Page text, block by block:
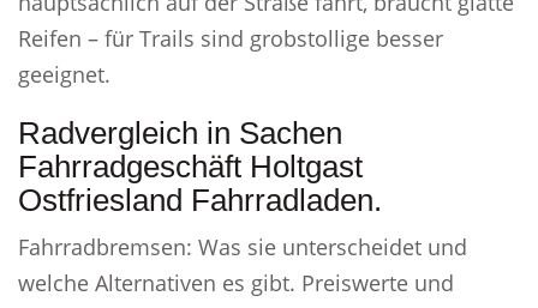
Reifen – für Trails sind grobstollige besser
geeignet.
Radvergleich in Sachen
Fahrradgeschäft Holtgast
Ostfriesland Fahrradladen.
Fahrradbremsen: Was sie unterscheidet und
welche Alternativen es gibt. Preiswerte und